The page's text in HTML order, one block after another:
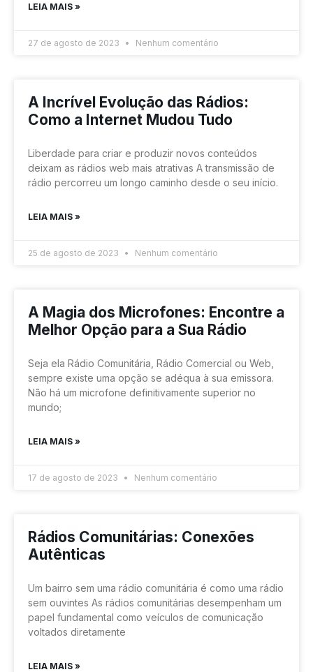
LEIA MAIS »
27 de agosto de 2023 Nenhum comentário
A Incrível Evolução das Rádios:
Como a Internet Mudou Tudo
Liberdade para criar e produzir novos conteúdos
deixam as rádios web mais atrativas A transmissão de
rádio percorreu um longo caminho desde o seu início.
LEIA MAIS »
25 de agosto de 2023 Nenhum comentário
A Magia dos Microfones: Encontre a
Melhor Opção para a Sua Rádio
Seja ela Rádio Comunitária, Rádio Comercial ou Web,
sempre existe uma opção se adéqua à sua emissora.
Não há um microfone definitivamente superior no
mundo;
LEIA MAIS »
17 de agosto de 2023 Nenhum comentário
Rádios Comunitárias: Conexões
Autênticas
Um bairro sem uma rádio comunitária é como uma rádio
sem ouvintes As rádios comunitárias desempenham um
papel fundamental como veículos de comunicação
voltados diretamente
LEIA MAIS »